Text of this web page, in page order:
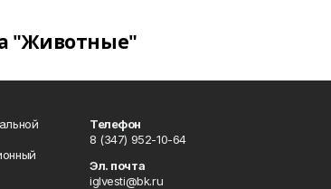
"Животные"
Телефон
8 (347) 952-10-64
Эл. почта
iglvesti@bk.ru